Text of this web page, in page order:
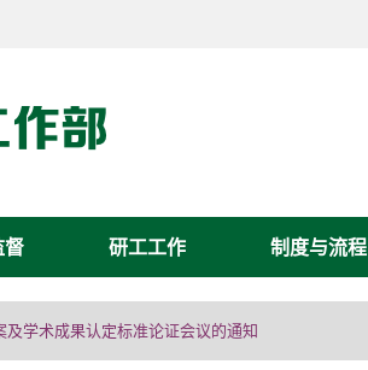
督 研工工作 制度与流程
学术成果认定标准论证会议的通知